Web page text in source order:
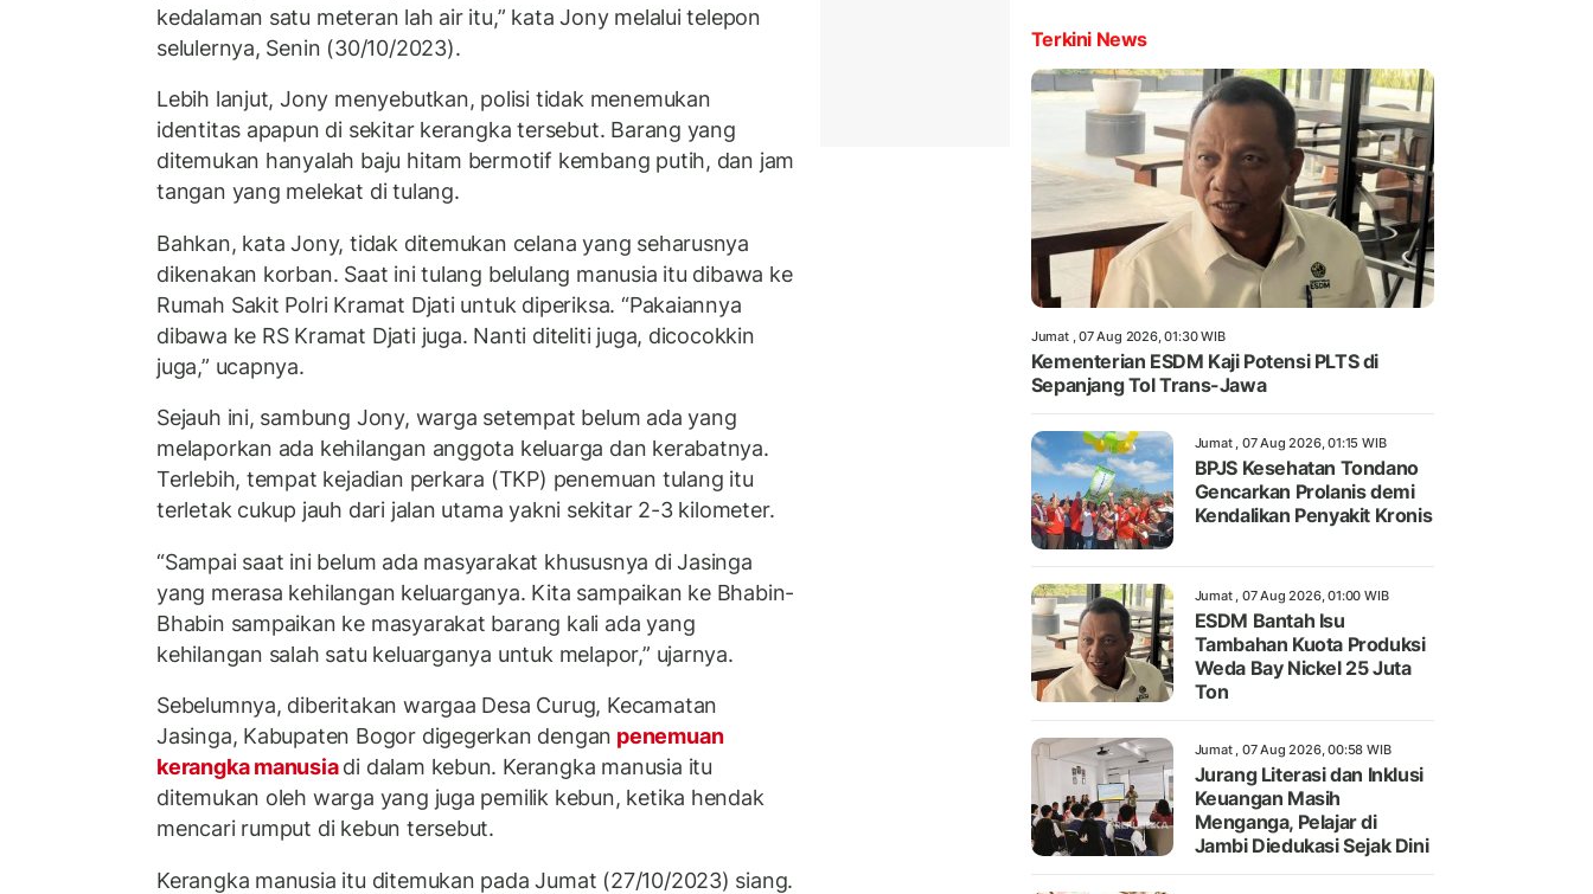
kedalaman satu meteran lah air itu,” kata Jony melalui telepon
selulernya, Senin (30/10/2023).
Lebih lanjut, Jony menyebutkan, polisi tidak menemukan
identitas apapun di sekitar kerangka tersebut. Barang yang
ditemukan hanyalah baju hitam bermotif kembang putih, dan jam
tangan yang melekat di tulang.
Bahkan, kata Jony, tidak ditemukan celana yang seharusnya
dikenakan korban. Saat ini tulang belulang manusia itu dibawa ke
Rumah Sakit Polri Kramat Djati untuk diperiksa. “Pakaiannya
dibawa ke RS Kramat Djati juga. Nanti diteliti juga, dicocokkin
juga,” ucapnya.
Sejauh ini, sambung Jony, warga setempat belum ada yang
melaporkan ada kehilangan anggota keluarga dan kerabatnya.
Terlebih, tempat kejadian perkara (TKP) penemuan tulang itu
terletak cukup jauh dari jalan utama yakni sekitar 2-3 kilometer.
“Sampai saat ini belum ada masyarakat khususnya di Jasinga
yang merasa kehilangan keluarganya. Kita sampaikan ke Bhabin-
Bhabin sampaikan ke masyarakat barang kali ada yang
kehilangan salah satu keluarganya untuk melapor,” ujarnya.
Sebelumnya, diberitakan wargaa Desa Curug, Kecamatan
Jasinga, Kabupaten Bogor digegerkan dengan penemuan
kerangka manusiadi dalam kebun. Kerangka manusia itu
ditemukan oleh warga yang juga pemilik kebun, ketika hendak
mencari rumput di kebun tersebut.
Kerangka manusia itu ditemukan pada Jumat (27/10/2023) siang.
Terkini News
Jumat , 07 Aug 2026, 01:30 WIB
Kementerian ESDM Kaji Potensi PLTS di
Sepanjang Tol Trans-Jawa
Jumat , 07 Aug 2026, 01:15 WIB
BPJS Kesehatan Tondano
Gencarkan Prolanis demi
Kendalikan Penyakit Kronis
Jumat , 07 Aug 2026, 01:00 WIB
ESDM Bantah Isu
Tambahan Kuota Produksi
Weda Bay Nickel 25 Juta
Ton
Jumat , 07 Aug 2026, 00:58 WIB
Jurang Literasi dan Inklusi
Keuangan Masih
Menganga, Pelajar di
Jambi Diedukasi Sejak Dini